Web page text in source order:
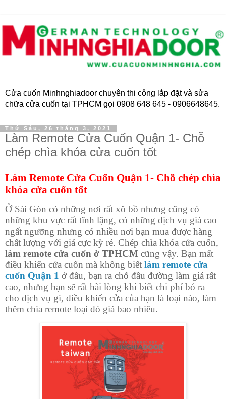
Cửa cuốn Minhnghiadoor chuyên thi công lắp đặt và sửa
chữa cửa cuốn tại TPHCM gọi 0908 648 645 - 0906648645.
Thứ Sáu, 26 tháng 3, 2021
Làm Remote Cửa Cuốn Quận 1- Chỗ
chép chìa khóa cửa cuốn tốt
Làm Remote Cửa Cuốn Quận 1- Chỗ chép chìa
khóa cửa cuốn tốt
Ở Sài Gòn có những nơi rất xô bồ nhưng cũng có
những khu vực rất tĩnh lặng, có những dịch vụ giá cao
ngất ngưỡng nhưng có nhiều nơi bạn mua được hàng
chất lượng với giá cực kỳ rẻ. Chép chìa khóa cửa cuốn,
làm remote cửa cuốn ở TPHCM cũng vậy. Bạn mất
điều khiển cửa cuốn mà không biết làm remote cửa
cuốn Quận 1 ở đâu, bạn ra chỗ đầu đường làm giá rất
cao, nhưng bạn sẽ rất hài lòng khi biết chi phí bỏ ra
cho dịch vụ gì, điều khiển cửa của bạn là loại nào, làm
thêm chìa remote loại đó giá bao nhiêu.